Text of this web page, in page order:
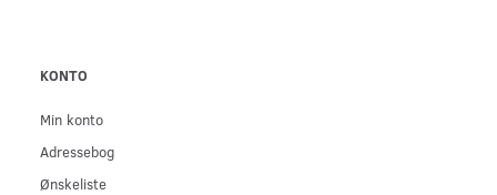
KONTO
Min konto
Adressebog
Ønskeliste